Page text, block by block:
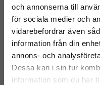
och annonserna till
för sociala medier och
vidarebefordrar även
information från din
annons- och
Dessa kan i sin tur
information som du har
Jag har inte fått någon
Varm dator/fläkten låter
bästa sätt?
Visa alla inlägg